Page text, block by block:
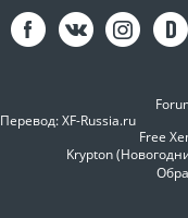
Перевод:XF-Russia.ru
Free
Krypton